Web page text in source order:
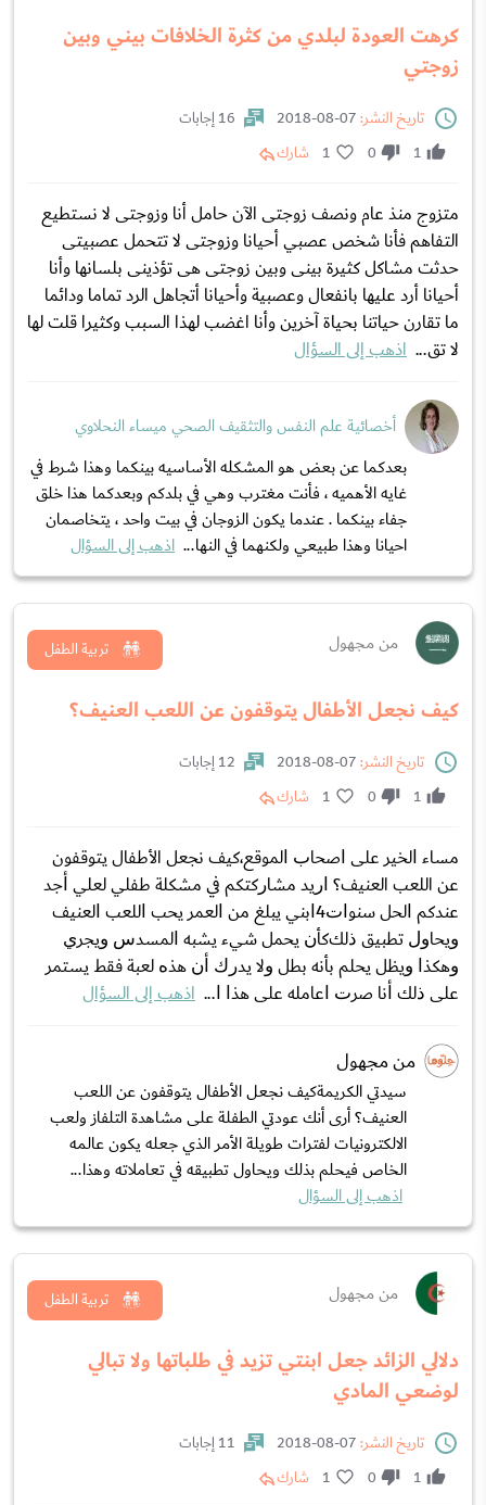
كرهت العودة لبلدي من كثرة الخلافات بيني وبين
زوجتي
تاريخ النشر:
16 إجابات
1
0
1 شارك
متزوج منذ عام ونصف زوجتى الآن حامل أنا وزوجتى لا نستطيع
التفاهم فأنا شخص عصبي أحيانا وزوجتى لا تتحمل عصبيتى
حدثت مشاكل كثيرة بينى وبين زوجتى هى تؤذينى بلسانها وأنا
أحيانا أرد عليها بانفعال وعصبية وأحيانا أتجاهل الرد تماما ودائما
ما تقارن حياتنا بحياة آخرين وأنا اغضب لهذا السبب وكثيرا قلت لها
لا تق... اذهب إلى السؤال
أخصائية علم النفس والتثقيف الصحي ميساء النحلاوي
بعدكما عن بعض هو المشكله الأساسيه بينكما وهذا شرط في
غايه الأهميه ، فأنت مغترب وهي في بلدكم وبعدكما هذا خلق
جفاء بينكما . عندما يكون الزوجان في بيت واحد ، يتخاصمان
احيانا وهذا طبيعي ولكنهما في النها... اذهب إلى السؤال
من مجهول
كيف نجعل الأطفال يتوقفون عن اللعب العنيف؟
تربية الطفل
تاريخ النشر:
12 إجابات
1
0
1 شارك
ﻣﺴﺎء ﺍﻟﺨﻴﺮ ﻋﻠﻰ ﺍﺻﺤﺎﺏ ﺍﻟﻤﻮﻗﻊ،كيف نجعل الأطفال يتوقفون
عن اللعب العنيف؟ ﺍﺭﻳﺪ ﻣﺸﺎﺭﻛﺘﻜﻢ ﻓﻲ ﻣﺸﻜﻠﺔ ﻃﻔﻠﻲ ﻟﻌﻠﻲ ﺃﺟﺪ
ﻋﻨﺪﻛﻢ ﺍﻟﺤﻞ ﺳﻨﻮﺍﺕ4ﺍﺑﻨﻲ ﻳﺒﻠﻎ ﻣﻦ ﺍﻟﻌﻤﺮ ﻳﺤﺐ ﺍﻟﻠﻌﺐ ﺍﻟﻌﻨﻴﻒ
ﻭﻳﺤﺎﻭﻝ ﺗﻄﺒﻴﻖ ﺫﻟﻚﻛﺄﻥ ﻳﺤﻤﻞ ﺷﻲء ﻳﺸﺒﻪ ﺍﻟﻤﺴﺪﺱ ﻭﻳﺠﺮﻱ
ﻭﻫﻜﺬﺍ ﻭﻳﻈﻞ ﻳﺤﻠﻢ ﺑﺄﻧﻪ ﺑﻄﻞ ﻭﻻ ﻳﺪﺭﻙ ﺃﻥ ﻫﺬﻩ ﻟﻌﺒﺔ ﻓﻘﻂ ﻳﺴﺘﻤﺮ
ﻋﻠﻰ ﺫﻟﻚ ﺃﻧﺎ ﺻﺮﺕ ﺍﻋﺎﻣﻠﻪ ﻋﻠﻰ ﻫﺬﺍ ﺍ... اذهب إلى السؤال
من مجهول
سيدتي الكريمةكيف نجعل الأطفال يتوقفون عن اللعب
العنيف؟ أرى أنك عودتي الطفلة على مشاهدة التلفاز ولعب
الالكترونيات لفترات طويلة الأمر الذي جعله يكون عالمه
الخاص فيحلم بذلك ويحاول تطبيقه في تعاملاته وهذا...
اذهب إلى السؤال
من مجهول
دلالي الزائد جعل ابنتي تزيد في طلباتها ولا تبالي
لوضعي المادي
تربية الطفل
تاريخ النشر:
11 إجابات
1
0
1 شارك